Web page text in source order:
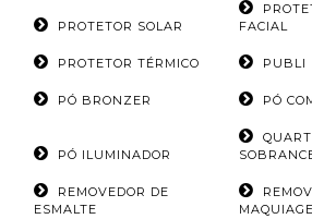
PROTETOR SOLAR
FACIAL
PROTETOR TÉRMICO PUBLI
PÓ BRONZER PÓ
PÓ ILUMINADOR
REMOVEDOR DE
ESMALTE